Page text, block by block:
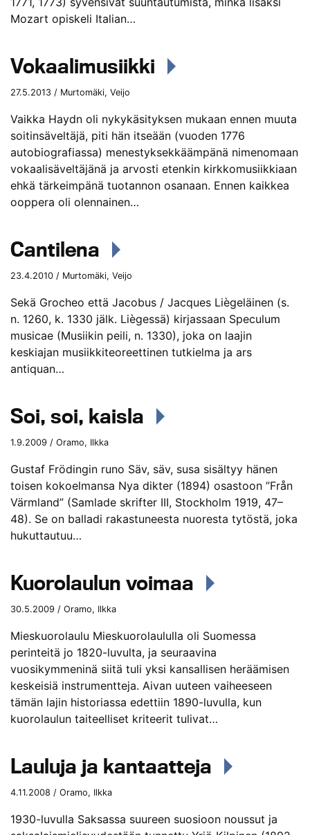
Mozart opiskeli Italian…
Vokaalimusiikki
27.5.2013 / Murtomäki, Veijo
Vaikka Haydn oli nykykäsityksen mukaan ennen muuta
soitinsäveltäjä, piti hän itseään (vuoden 1776
autobiografiassa) menestyksekkäämpänä nimenomaan
vokaalisäveltäjänä ja arvosti etenkin kirkkomusiikkiaan
ehkä tärkeimpänä tuotannon osanaan. Ennen kaikkea
ooppera oli olennainen…
Cantilena
23.4.2010 / Murtomäki, Veijo
Sekä Grocheo että Jacobus / Jacques Liègeläinen (s.
n. 1260, k. 1330 jälk. Liègessä) kirjassaan Speculum
musicae (Musiikin peili, n. 1330), joka on laajin
keskiajan musiikkiteoreettinen tutkielma ja ars
antiquan…
Soi, soi, kaisla
1.9.2009 / Oramo, Ilkka
Gustaf Frödingin runo Säv, säv, susa sisältyy hänen
toisen kokoelmansa Nya dikter (1894) osastoon ”Från
Värmland” (Samlade skrifter III, Stockholm 1919, 47–
48). Se on balladi rakastuneesta nuoresta tytöstä, joka
hukuttautuu…
Kuorolaulun voimaa
30.5.2009 / Oramo, Ilkka
Mieskuorolaulu Mieskuorolaululla oli Suomessa
perinteitä jo 1820-luvulta, ja seuraavina
vuosikymmeninä siitä tuli yksi kansallisen heräämisen
keskeisiä instrumentteja. Aivan uuteen vaiheeseen
tämän lajin historiassa edettiin 1890-luvulla, kun
kuorolaulun taiteelliset kriteerit tulivat…
Lauluja ja kantaatteja
4.11.2008 / Oramo, Ilkka
1930-luvulla Saksassa suureen suosioon noussut ja